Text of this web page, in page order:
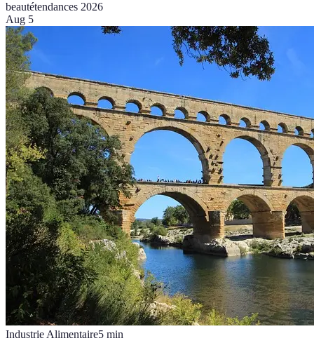
beautétendances 2026
Aug 5
Industrie Alimentaire5 min